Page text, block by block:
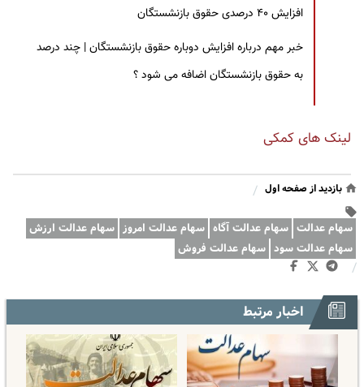
افزایش ۴۰ درصدی حقوق بازنشستگان
خبر مهم درباره افزایش دوباره حقوق بازنشستگان | چند درصد
به حقوق بازنشستگان اضافه می شود ؟
لینک های کمکی
بازدید از صفحه اول /
سهام عدالت سهام عدالت آگاه سهام عدالت امروز سهام عدالت ارزش
سهام عدالت سود سهام عدالت فروش
/
اخبار مرتبط